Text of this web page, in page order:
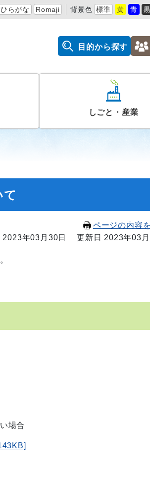
ひらがな Romaji 背景色 標準 黄 青 黒
目的から探す
しごと・産業
て
ページの内容
2023年03月30日
更新日 2023年03月
場合